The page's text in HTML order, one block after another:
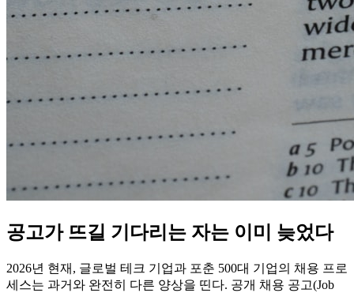
공고가 뜨길 기다리는 자는 이미 늦었다
2026년 현재, 글로벌 테크 기업과 포춘 500대 기업의 채용 프로
세스는 과거와 완전히 다른 양상을 띤다. 공개 채용 공고(Job